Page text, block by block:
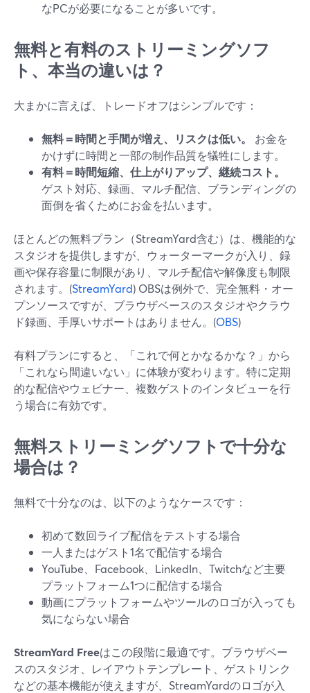
なPCが必要になることが多いです。
無料と有料のストリーミングソフ
ト、本当の違いは？
大まかに言えば、トレードオフはシンプルです：
無料＝時間と手間が増え、リスクは低い。
お金を
かけずに時間と一部の制作品質を犠牲にします。
有料＝時間短縮、仕上がりアップ、継続コスト。
ゲスト対応、録画、マルチ配信、ブランディングの
面倒を省くためにお金を払います。
ほとんどの無料プラン（StreamYard含む）は、機能的な
スタジオを提供しますが、ウォーターマークが入り、録
画や保存容量に制限があり、マルチ配信や解像度も制限
されます。(StreamYard) OBSは例外で、完全無料・オー
プンソースですが、ブラウザベースのスタジオやクラウ
ド録画、手厚いサポートはありません。(OBS)
有料プランにすると、「これで何とかなるかな？」から
「これなら間違いない」に体験が変わります。特に定期
的な配信やウェビナー、複数ゲストのインタビューを行
う場合に有効です。
無料ストリーミングソフトで十分な
場合は？
無料で十分なのは、以下のようなケースです：
初めて数回ライブ配信をテストする場合
一人またはゲスト1名で配信する場合
YouTube、Facebook、LinkedIn、Twitchなど主要
プラットフォーム1つに配信する場合
動画にプラットフォームやツールのロゴが入っても
気にならない場合
StreamYard Freeはこの段階に最適です。ブラウザベー
スのスタジオ、レイアウトテンプレート、ゲストリンク
などの基本機能が使えますが、StreamYardのロゴが入